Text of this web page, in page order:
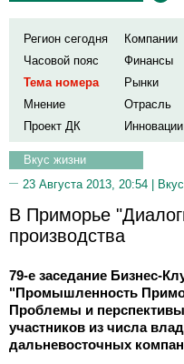
Регион сегодня
Компании
Часовой пояс
Финансы
Тема номера
Рынки
Мнение
Отрасль
Проект ДК
Инновации
Вкус жизни
23 Августа 2013, 20:54 |
В Приморье
производства
79-е заседание Бизнес-
"Промышленность
Проблемы и
участников из числа
дальневосточных